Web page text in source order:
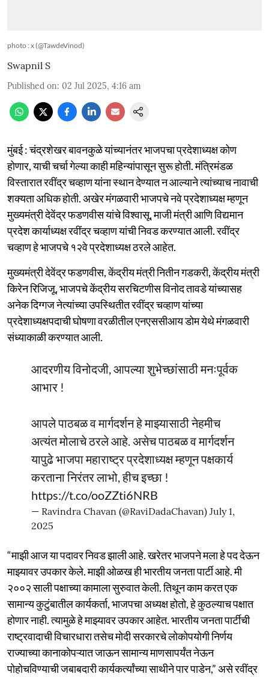
photo : x (@TawdeVinod)
Swapnil S
Published on: 02 Jul 2025, 4:16 am
मुंबई : चंद्रशेखर बावनकुळे यांच्यानंतर भाजपचा प्रदेशाध्यक्ष कोण
होणार, याची चर्चा गेल्या काही महिन्यांपासून सुरू होती. मंत्रिमंडळ
विस्तारात रवींद्र चव्हाण यांना स्थान देण्यात न आल्याने त्यांच्याच नावाची
शक्यता अधिक होती. अखेर मंगळवारी भाजपचे नवे प्रदेशाध्यक्ष म्हणून
मुख्यमंत्री देवेंद्र फडणवीस यांचे विश्वासू, माजी मंत्री आणि विद्यमान
प्रदेश कार्याध्यक्ष रवींद्र चव्हाण यांची निवड करण्यात आली. रवींद्र
चव्हाण हे भाजपचे १२वे प्रदेशाध्यक्ष ठरले आहेत.
मुख्यमंत्री देवेंद्र फडणवीस, केंद्रीय मंत्री नितीन गडकरी, केंद्रीय मंत्री
किरेन रिजिजू, भाजपचे केंद्रीय सरचिटणीस विनोद तावडे यांच्यासह
अनेक दिग्गज नेत्यांच्या उपस्थितीत रवींद्र चव्हाण यांच्या
प्रदेशाध्यक्षपदाची घोषणा वरळीतील एनएससीआय डोम येथे मंगळवारी
संध्याकाळी करण्यात आली.
आदरणीय विनोदजी, आपल्या शुभेच्छांसाठी मनःपूर्वक
आभार !
आपले पाठबळ व मार्गदर्शन हे माझ्यासाठी नेहमीच
अत्यंत मोलाचे ठरले आहे. असेच पाठबळ व मार्गदर्शन
यापुढे भाजपा महाराष्ट्र प्रदेशाध्यक्ष म्हणून पक्षकार्य
करताना निरंतर लाभो, हीच इच्छा !
https://t.co/ooZZti6NRB
— Ravindra Chavan (@RaviDadaChavan) July 1,
2025
“माझी आज या पदावर निवड झाली आहे. खरेतर भाजपने मला हे पद देऊन
माझ्यावर उपकार केले. माझी ओळख ही भारतीय जनता पार्टी आहे. मी
२००२ साली पक्षाच्या कामाला सुरुवात केली. तिथून काम करत एक
सामान्य कुटुंबातील कार्यकर्ता, भाजपचा अध्यक्ष होतो, हे कुठल्याच पक्षात
होणार नाही. त्यामुळे हे माझ्यावर उपकार आहेत. भारतीय जनता पार्टीची
राष्ट्रवादाची विचारधारा तसेच मोदी सरकारचे लोकोपयोगी निर्णय
राज्याच्या कानाकोपऱ्यात जाऊन सामान्य माणसापर्यंत नेऊन
पोहोचविण्याची जबाबदारी कार्यकर्त्यांच्या साथीने पार पाडेन,” असे रवींद्र